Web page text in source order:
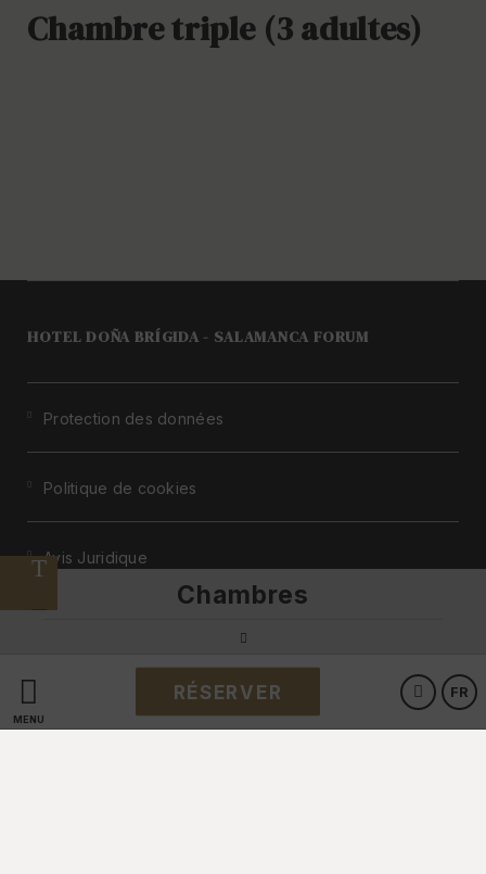
MENU
FR
RÉSERVER
Chambres
Chambre triple (3 adultes)
HOTEL DOÑA BRÍGIDA - SALAMANCA FORUM
Protection des données
Politique de cookies
Avis Juridique
Powered by Keytel